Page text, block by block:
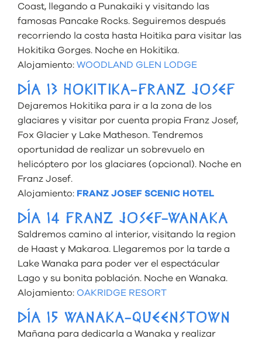
Coast, llegando a Punakaiki y visitando las
famosas Pancake Rocks. Seguiremos después
recorriendo la costa hasta Hoitika para visitar las
Hokitika Gorges. Noche en Hokitika.
Alojamiento: WOODLAND GLEN LODGE
DÍA 13 HOKITIKA-FRANZ JOSEF
Dejaremos Hokitika para ir a la zona de los
glaciares y visitar por cuenta propia Franz Josef,
Fox Glacier y Lake Matheson. Tendremos
oportunidad de realizar un sobrevuelo en
helicóptero por los glaciares (opcional). Noche en
Franz Josef.
Alojamiento: FRANZ JOSEF SCENIC HOTEL
DÍA 14 FRANZ JOSEF-WANAKA
Saldremos camino al interior, visitando la region
de Haast y Makaroa. Llegaremos por la tarde a
Lake Wanaka para poder ver el espectácular
Lago y su bonita población. Noche en Wanaka.
Alojamiento: OAKRIDGE RESORT
DÍA 15 WANAKA-QUEENSTOWN
Mañana para dedicarla a Wanaka y realizar